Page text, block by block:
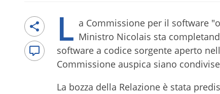
L a Commissione per il software
Ministro Nicolais sta
software a codice sorgente aperto
Commissione auspica siano
La bozza della Relazione è stata